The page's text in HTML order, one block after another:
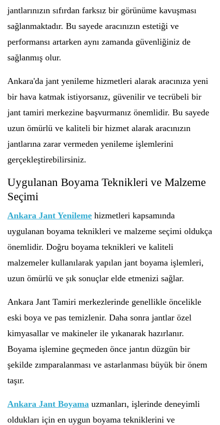
jantlarınızın sıfırdan farksız bir görünüme kavuşması
sağlanmaktadır. Bu sayede aracınızın estetiği ve
performansı artarken aynı zamanda güvenliğiniz de
sağlanmış olur.
Ankara'da jant yenileme hizmetleri alarak aracınıza yeni
bir hava katmak istiyorsanız, güvenilir ve tecrübeli bir
jant tamiri merkezine başvurmanız önemlidir. Bu sayede
uzun ömürlü ve kaliteli bir hizmet alarak aracınızın
jantlarına zarar vermeden yenileme işlemlerini
gerçekleştirebilirsiniz.
Uygulanan Boyama Teknikleri ve Malzeme
Seçimi
Ankara Jant Yenileme hizmetleri kapsamında
uygulanan boyama teknikleri ve malzeme seçimi oldukça
önemlidir. Doğru boyama teknikleri ve kaliteli
malzemeler kullanılarak yapılan jant boyama işlemleri,
uzun ömürlü ve şık sonuçlar elde etmenizi sağlar.
Ankara Jant Tamiri merkezlerinde genellikle öncelikle
eski boya ve pas temizlenir. Daha sonra jantlar özel
kimyasallar ve makineler ile yıkanarak hazırlanır.
Boyama işlemine geçmeden önce jantın düzgün bir
şekilde zımparalanması ve astarlanması büyük bir önem
taşır.
Ankara Jant Boyama uzmanları, işlerinde deneyimli
oldukları için en uygun boyama tekniklerini ve